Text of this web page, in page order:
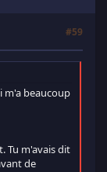
#59
m'a beaucoup
Tu m'avais dit
de